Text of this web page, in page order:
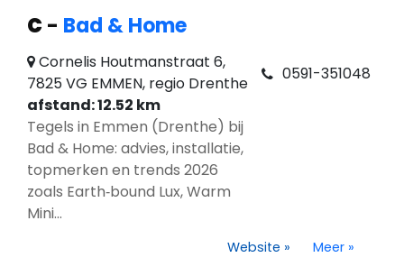
C - Bad & Home
Cornelis Houtmanstraat 6,
7825 VG EMMEN, regio Drenthe
afstand: 12.52 km
Tegels in Emmen (Drenthe) bij
Bad & Home: advies, installatie,
topmerken en trends 2026
zoals Earth‑bound Lux, Warm
Mini...
0591-351048
Website » Meer »